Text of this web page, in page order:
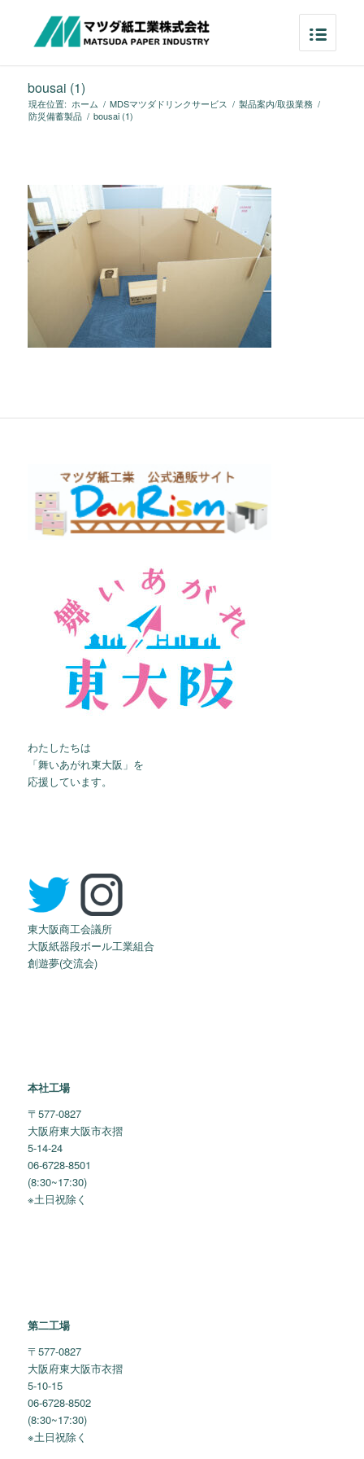
bousai (1)
現在位置: ホーム / MDSマツダドリンクサービス / 製品案内/取扱業務 /
防災備蓄製品 / bousai (1)
わたしたちは
「舞いあがれ東大阪」を
応援しています。
東大阪商工会議所
大阪紙器段ボール工業組合
創遊夢(交流会)
本社工場
〒577-0827
大阪府東大阪市衣摺
5-14-24
06-6728-8501
(8:30~17:30)
※土日祝除く
第二工場
〒577-0827
大阪府東大阪市衣摺
5-10-15
06-6728-8502
(8:30~17:30)
※土日祝除く